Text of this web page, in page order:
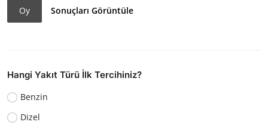
Oy Sonuçları Görüntüle
Hangi Yakıt Türü İlk Tercihiniz?
Benzin
Dizel